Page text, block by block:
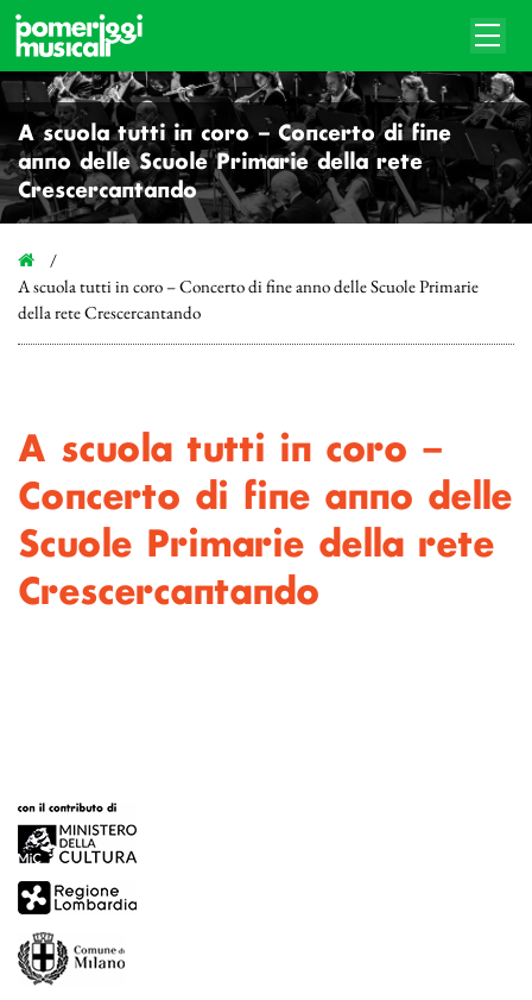
A scuola tutti in coro – Concerto di fine
anno delle Scuole Primarie della rete
Crescercantando
A scuola tutti in coro – Concerto di fine anno delle Scuole Primarie
della rete Crescercantando
A scuola tutti in coro –
Concerto di fine anno delle
Scuole Primarie della rete
Crescercantando